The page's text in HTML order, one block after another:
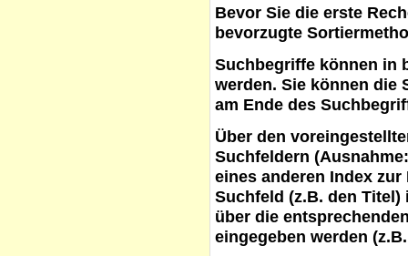
Bevor Sie die erste
bevorzugte
Suchbegriffe können in
werden. Sie können die
am Ende des
Über den
Suchfeldern
eines anderen Index
Suchfeld (z.B. den
über die
eingegeben werden